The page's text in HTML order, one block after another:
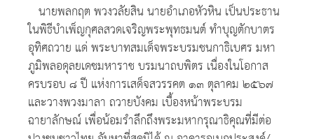
นายพลกฤต พวงวลัยสิน นายอำเภอหัวหิน เป็นประธาน
ในพิธีบำเพ็ญกุศลสวดเจริญพระพุทธมนต์ ทำบุญตักบาตร
อุทิศถวาย แด่ พระบาทสมเด็จพระบรมชนกาธิเบศร มหา
ภูมิพลอดุลยเดชมหาราช บรมนาถบพิตร เนื่องในโอกาส
ครบรอบ ๘ ปี แห่งการเสด็จสวรรคต ๑๓ ตุลาคม ๒๕๖๗
และวางพวงมาลา ถวายบังคม เบื้องหน้าพระบรม
ฉายาลักษณ์ เพื่อน้อมรำลึกถึงพระมหากรุณาธิคุณที่มีต่อ